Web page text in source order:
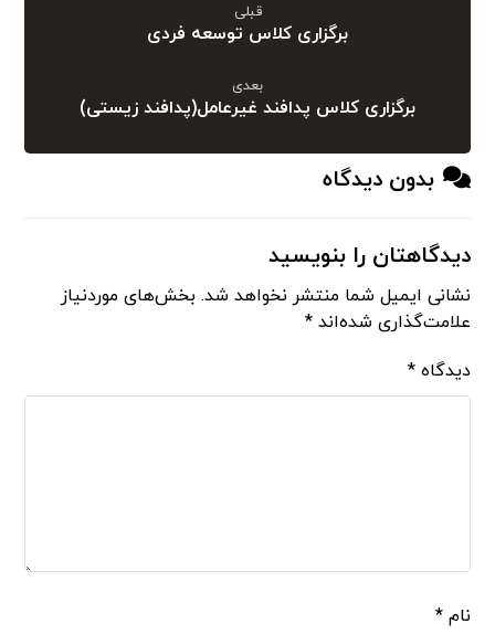
قبلی
برگزاری کلاس توسعه فردی
بعدی
برگزاری کلاس پدافند غیرعامل(پدافند زیستی)
بدون دیدگاه
دیدگاهتان را بنویسید
نشانی ایمیل شما منتشر نخواهد شد. بخش‌های موردنیاز
علامت‌گذاری شده‌اند*
دیدگاه*
نام*